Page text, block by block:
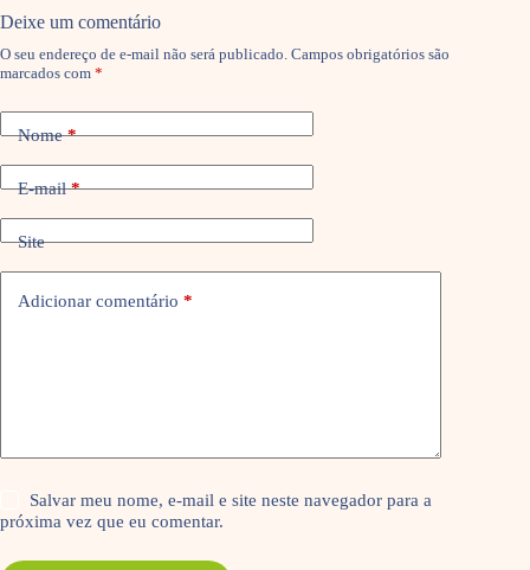
Deixe um comentário
O seu endereço de e-mail não será publicado. Campos obrigatórios são
marcados com *
Nome*
E-mail*
Site
Adicionar comentário *
Salvar meu nome, e-mail e site neste navegador para a
próxima vez que eu comentar.